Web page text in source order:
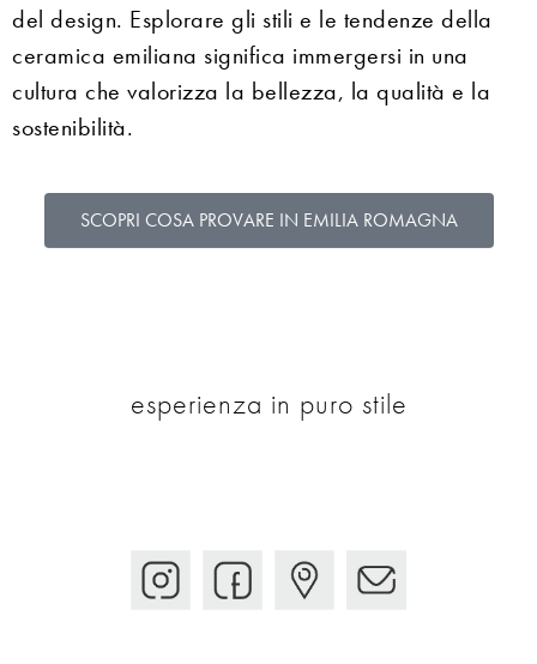
del design. Esplorare gli stili e le tendenze della
ceramica emiliana significa immergersi in una
cultura che valorizza la bellezza, la qualità e la
sostenibilità.
SCOPRI COSA PROVARE IN EMILIA ROMAGNA
esperienza in puro stile